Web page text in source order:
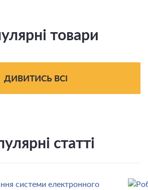
товари
ДИВИТИСЬ ВСІ
статті